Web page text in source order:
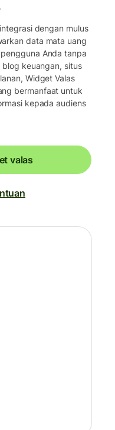
dengan mulus
data mata uang
Anda tanpa
blog keuangan, situs
Widget Valas
bermanfaat untuk
kepada audiens
valas